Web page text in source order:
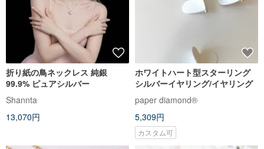
折り紙の鳥ネックレス 純銀
99.9% ピュアシルバー
Shannta
13,070円
ホワイトハート型スターリング
シルバーイヤリング/イヤリング
paper diamond®
5,309円
カスタム可